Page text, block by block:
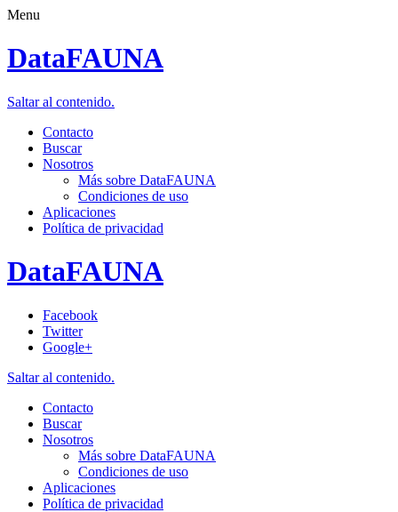
Menu
DataFAUNA
Saltar al contenido.
Contacto
Buscar
Nosotros
Más sobre DataFAUNA
Condiciones de uso
Aplicaciones
Política de privacidad
DataFAUNA
Facebook
Twitter
Google+
Saltar al contenido.
Contacto
Buscar
Nosotros
Más sobre DataFAUNA
Condiciones de uso
Aplicaciones
Política de privacidad